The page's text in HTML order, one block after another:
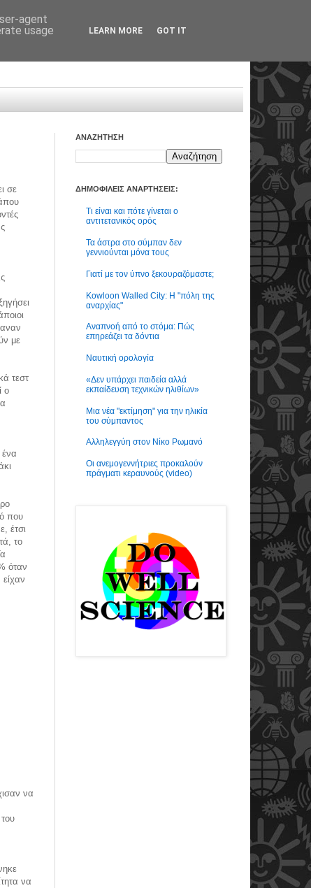
σε
με
τεστ
ο
ένα
που
έτσι
το
όταν
να
να
ΑΝΑΖΗΤΗΣΗ
ΔΗΜΟΦΙΛΕΙΣ ΑΝΑΡΤΗΣΕΙΣ:
Τι είναι και πότε γίνεται ο
αντιτετανικός ορός
Τα άστρα στο σύμπαν δεν
γεννιούνται μόνα τους
Γιατί με τον ύπνο ξεκουραζόμαστε;
Kowloon Walled City: Η "πόλη της
αναρχίας"
Αναπνοή από το στόμα: Πώς
επηρεάζει τα δόντια
Ναυτική ορολογία
«Δεν υπάρχει παιδεία αλλά
εκπαίδευση τεχνικών ηλιθίων»
Μια νέα "εκτίμηση" για την ηλικία
του σύμπαντος
Αλληλεγγύη στον Νίκο Ρωμανό
Οι ανεμογεννήτριες προκαλούν
πράγματι κεραυνούς (video)
agent
usage
LEARN MORE GOT IT